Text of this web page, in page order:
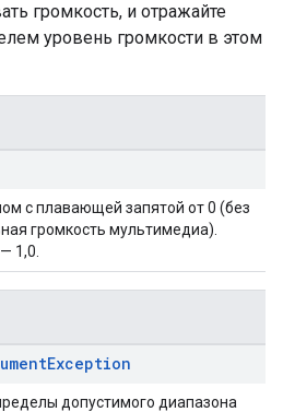
громкость, и отражайте
уровень громкости в этом
с плавающей запятой от 0 (без
громкость мультимедиа).
1,0.
Exception
допустимого диапазона